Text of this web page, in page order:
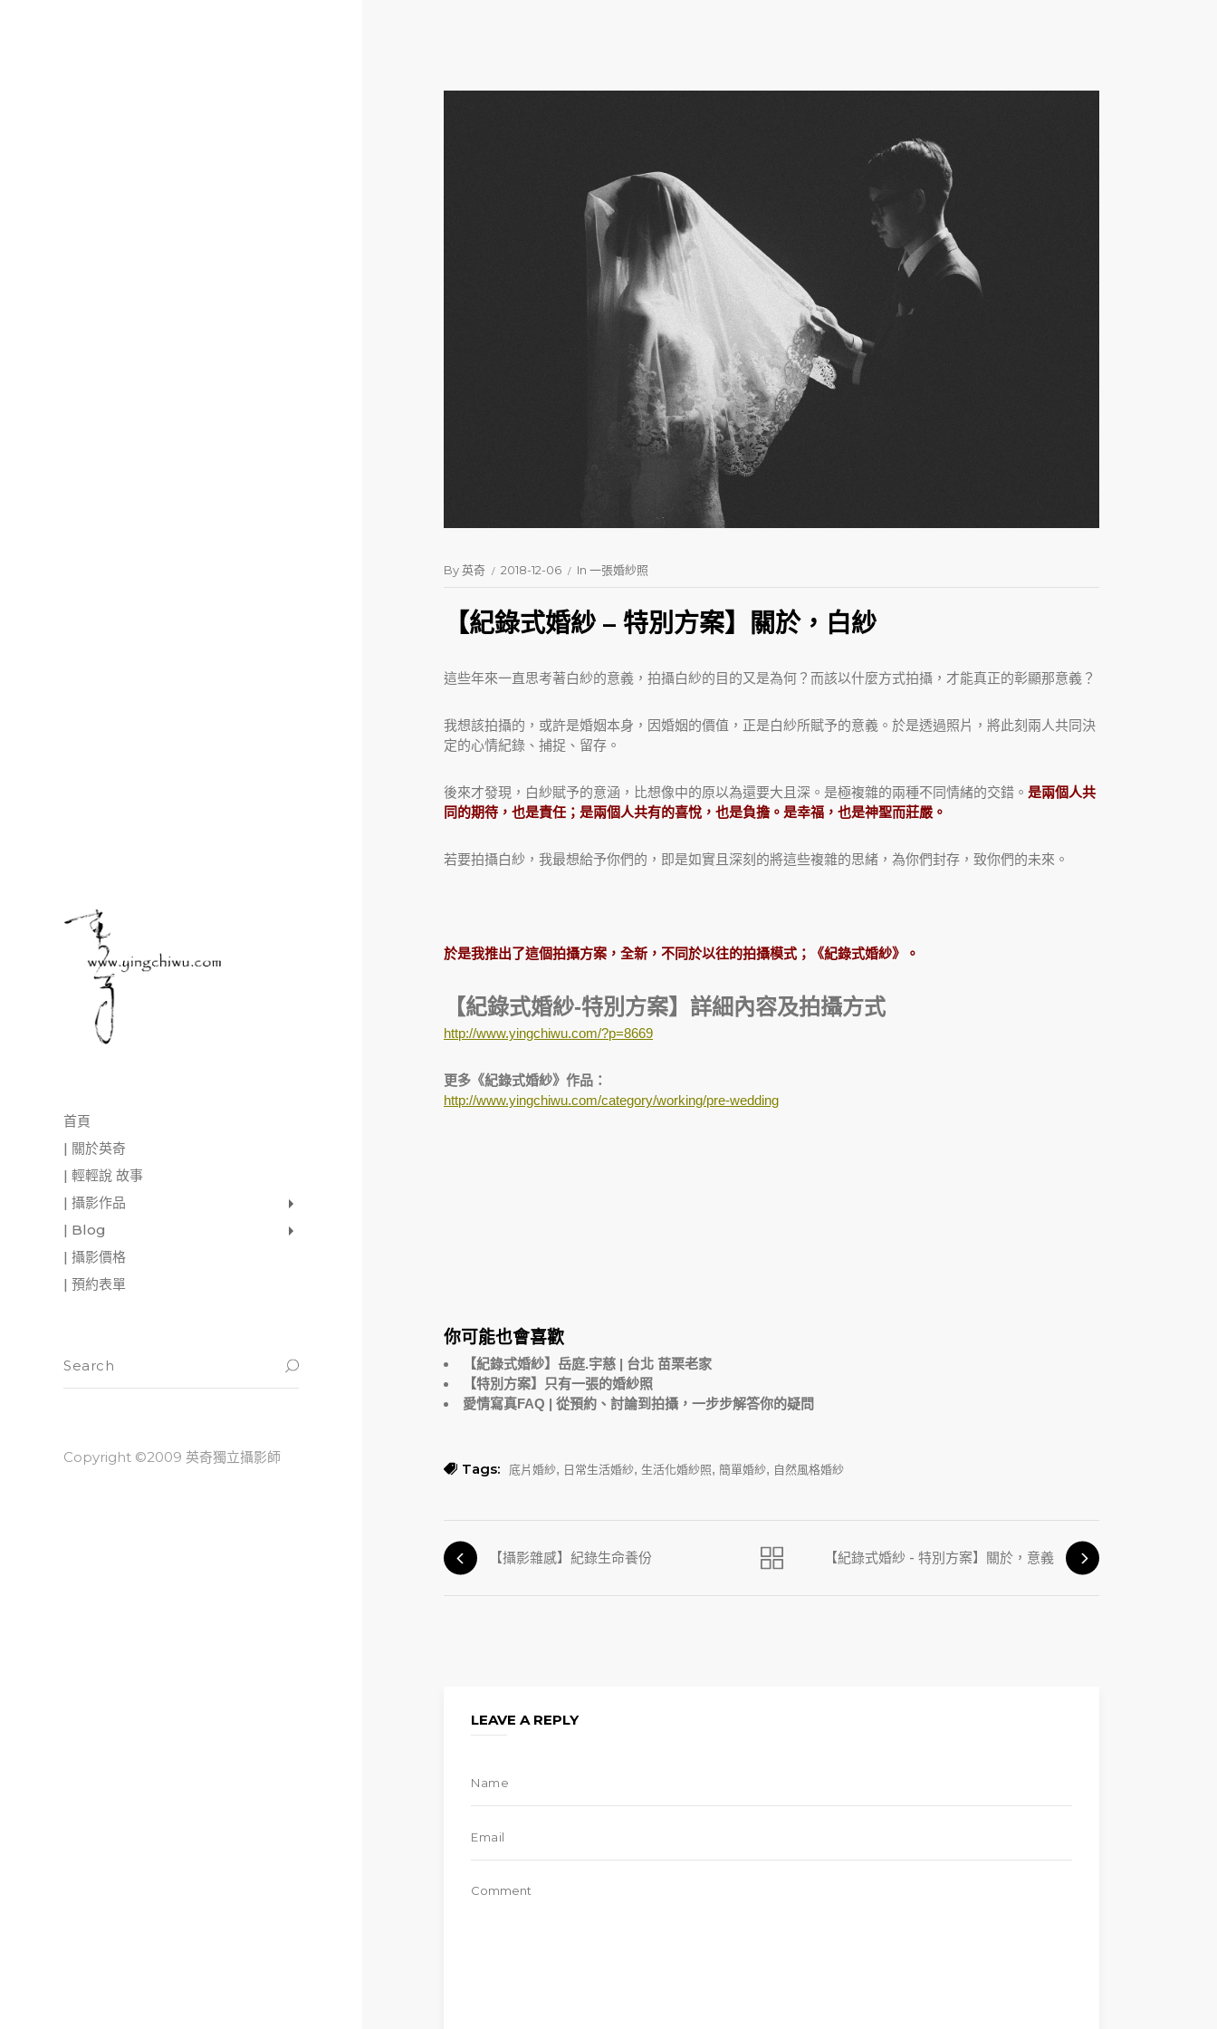
首頁
| 關於英奇
| 輕輕說 故事
| 攝影作品
| Blog
| 攝影價格
| 預約表單
Copyright ©2009 英奇獨立攝影師
By英奇 2018-12-06 In 一張婚紗照
【紀錄式婚紗 – 特別方案】關於，白紗
這些年來一直思考著白紗的意義，拍攝白紗的目的又是為何？而該以什麼方式拍攝，才能真正的彰顯那意義？
我想該拍攝的，或許是婚姻本身，因婚姻的價值，正是白紗所賦予的意義。於是透過照片，將此刻兩人共同決
定的心情紀錄、捕捉、留存。
後來才發現，白紗賦予的意涵，比想像中的原以為還要大且深。是極複雜的兩種不同情緒的交錯。 是兩個人共
同的期待，也是責任；是兩個人共有的喜悅，也是負擔。是幸福，也是神聖而莊嚴。
若要拍攝白紗，我最想給予你們的，即是如實且深刻的將這些複雜的思緒，為你們封存，致你們的未來。
於是我推出了這個拍攝方案，全新，不同於以往的拍攝模式；《紀錄式婚紗》。
【紀錄式婚紗-特別方案】詳細內容及拍攝方式
http://www.yingchiwu.com/?p=8669
更多《紀錄式婚紗》作品：
http://www.yingchiwu.com/category/working/pre-wedding
你可能也會喜歡
【紀錄式婚紗】岳庭.宇慈 | 台北 苗栗老家
【特別方案】只有一張的婚紗照
愛情寫真FAQ | 從預約、討論到拍攝，一步步解答你的疑問
Tags: 底片婚紗, 日常生活婚紗, 生活化婚紗照, 簡單婚紗, 自然風格婚紗
【攝影雜感】紀錄生命養份 【紀錄式婚紗 - 特別方案】關於，意義
LEAVE A REPLY